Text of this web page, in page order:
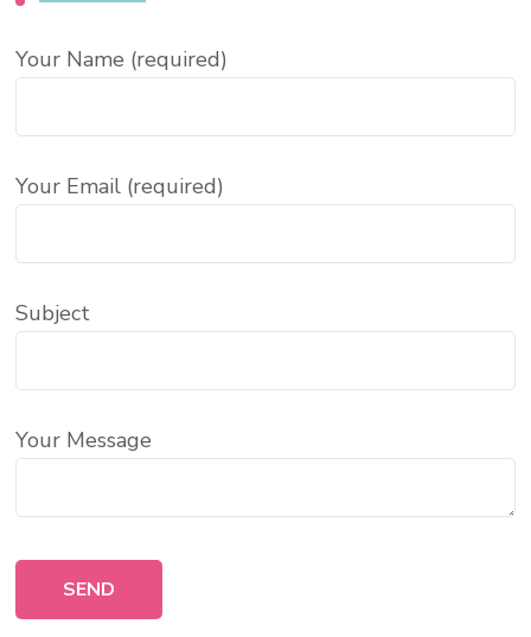
Your Name (required)
Your Email (required)
Subject
Your Message